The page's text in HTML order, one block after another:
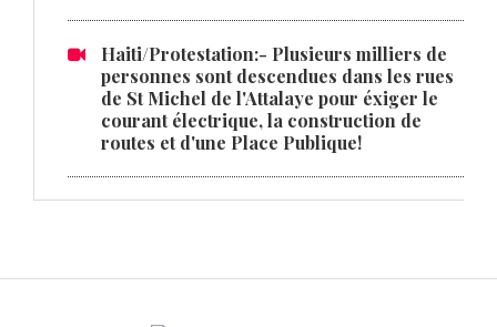
Haiti/Protestation:- Plusieurs milliers de
personnes sont descendues dans les rues
de St Michel de l'Attalaye pour éxiger le
courant électrique, la construction de
routes et d'une Place Publique!